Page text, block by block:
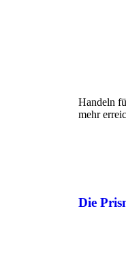
Handeln
mehr
Die